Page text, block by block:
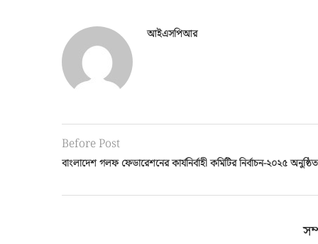
আইএসপিআর
Before Post
বাংলাদেশ গলফ ফেডারেশনের কার্যনির্বাহী কমিটির নির্বাচন-২০২৫ অনুষ্ঠিত